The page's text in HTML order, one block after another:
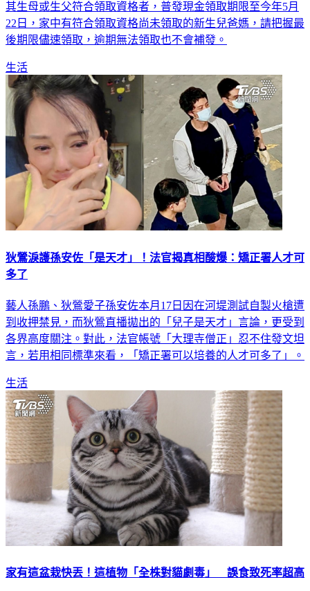
其生母或生父符合領取資格者，普發現金領取期限至今年5月
22日，家中有符合領取資格尚未領取的新生兒爸媽，請把握最
後期限儘速領取，逾期無法領取也不會補發。
生活
狄鶯淚護孫安佐「是天才」！法官揭真相酸爆：矯正署人才可
多了
藝人孫鵬、狄鶯愛子孫安佐本月17日因在河堤測試自製火槍遭
到收押禁見，而狄鶯直播拋出的「兒子是天才」言論，更受到
各界高度關注。對此，法官帳號「大理寺僧正」忍不住發文坦
言，若用相同標準來看，「矯正署可以培養的人才可多了」。
生活
家有這盆栽快丟！這植物「全株對貓劇毒」 誤食致死率超高